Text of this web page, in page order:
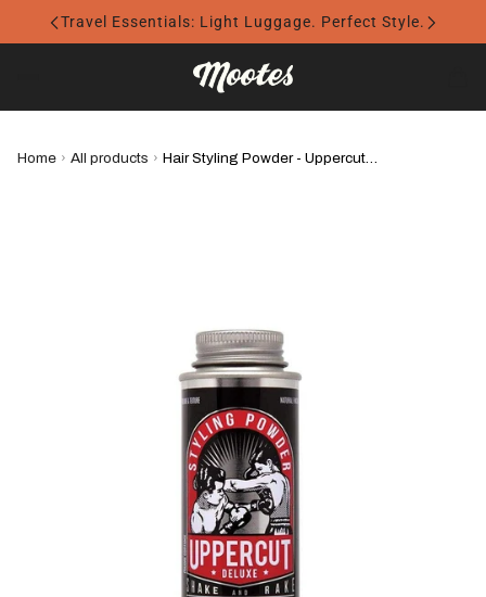
Travel Essentials: Light Luggage. Perfect Style.
Home › All products › Hair Styling Powder - Uppercut Deluxe